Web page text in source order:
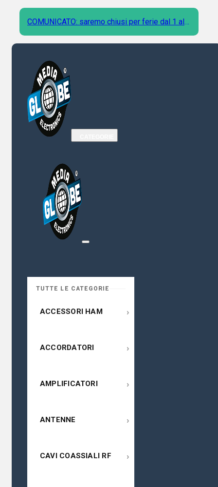
COMUNICATO: saremo chiusi per ferie dal 1 al 9
Agosto
TUTTE LE CATEGORIE
ACCESSORI HAM ›
ACCORDATORI ›
AMPLIFICATORI ›
ANTENNE ›
CAVI COASSIALI RF ›